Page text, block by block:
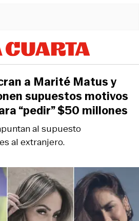
al supuesto
al extranjero.
a Marité Matus y
supuestos motivos
“pedir” $50 millones